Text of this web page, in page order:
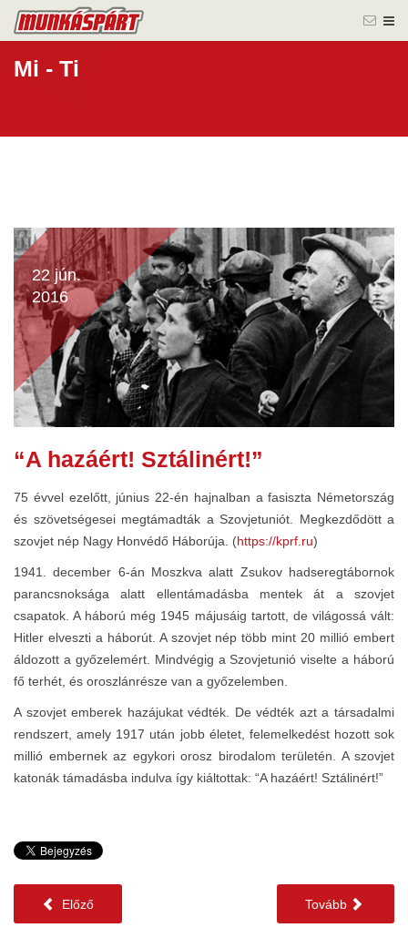
Mi - Ti
22 jún.
2016
“A hazáért! Sztálinért!”
75 évvel ezelőtt, június 22-én hajnalban a fasiszta Németország
és szövetségesei megtámadták a Szovjetuniót. Megkezdődött a
szovjet nép Nagy Honvédő Háborúja. (https://kprf.ru)
1941. december 6-án Moszkva alatt Zsukov hadseregtábornok
parancsnoksága alatt ellentámadásba mentek át a szovjet
csapatok. A háború még 1945 májusáig tartott, de világossá vált:
Hitler elveszti a háborút. A szovjet nép több mint 20 millió embert
áldozott a győzelemért. Mindvégig a Szovjetunió viselte a háború
fő terhét, és oroszlánrésze van a győzelemben.
A szovjet emberek hazájukat védték. De védték azt a társadalmi
rendszert, amely 1917 után jobb életet, felemelkedést hozott sok
millió embernek az egykori orosz birodalom területén. A szovjet
katonák támadásba indulva így kiáltottak: “A hazáért! Sztálinért!”
Előző Tovább